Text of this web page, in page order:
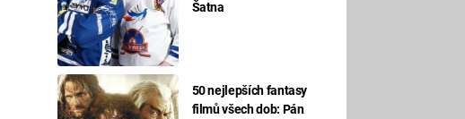
Šatna
50 nejlepších fantasy
filmů všech dob: Pán